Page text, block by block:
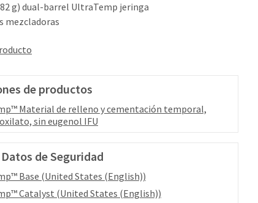
g) dual-barrel UltraTemp jeringa
mezcladoras
de productos
Material de relleno y cementación temporal,
sin eugenol IFU
de Seguridad
Base (United States (English))
Catalyst (United States (English))